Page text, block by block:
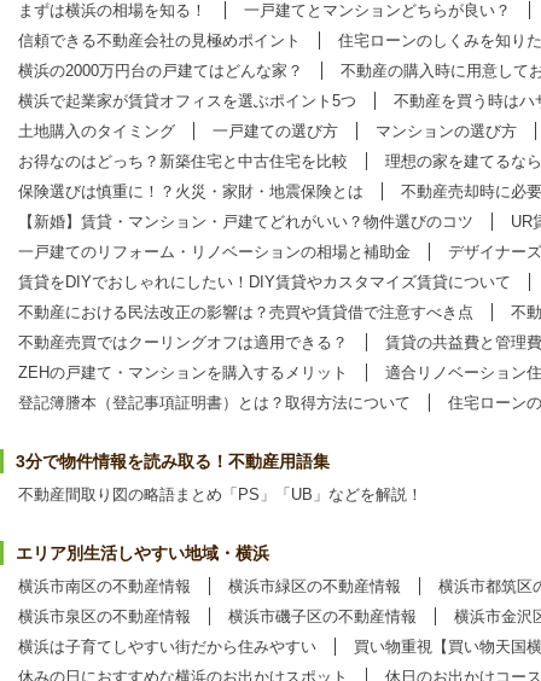
まずは横浜の相場を知る！
一戸建てとマンションどちらが良い？
信頼できる不動産会社の見極めポイント
住宅ローンのしくみを知り
横浜の2000万円台の戸建てはどんな家？
不動産の購入時に用意して
横浜で起業家が賃貸オフィスを選ぶポイント5つ
不動産を買う時はハ
土地購入のタイミング
一戸建ての選び方
マンションの選び方
お得なのはどっち？新築住宅と中古住宅を比較
理想の家を建てるな
保険選びは慎重に！？火災・家財・地震保険とは
不動産売却時に必
【新婚】賃貸・マンション・戸建てどれがいい？物件選びのコツ
UR
一戸建てのリフォーム・リノベーションの相場と補助金
デザイナー
賃貸をDIYでおしゃれにしたい！DIY賃貸やカスタマイズ賃貸について
不動産における民法改正の影響は？売買や賃貸借で注意すべき点
不
不動産売買ではクーリングオフは適用できる？
賃貸の共益費と管理
ZEHの戸建て・マンションを購入するメリット
適合リノベーション
登記簿謄本（登記事項証明書）とは？取得方法について
住宅ローン
3分で物件情報を読み取る！不動産用語集
不動産間取り図の略語まとめ「PS」「UB」などを解説！
エリア別生活しやすい地域・横浜
横浜市南区の不動産情報 横浜市緑区の不動産情報
横浜市都筑区
横浜市泉区の不動産情報
横浜市磯子区の不動産情報
横浜市金沢
横浜は子育てしやすい街だから住みやすい
買い物重視【買い物天国
休みの日におすすめな横浜のお出かけスポット
休日のお出かけコー